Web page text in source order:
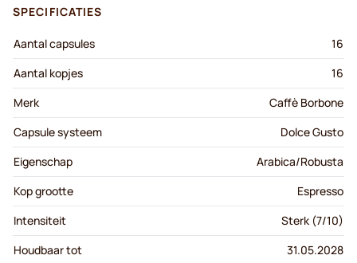
SPECIFICATIES
Aantal capsules
16
Aantal kopjes
16
Merk
Caffè Borbone
Capsule systeem
Dolce Gusto
Eigenschap
Arabica/Robusta
Kop grootte
Espresso
Intensiteit
Sterk (7/10)
Houdbaar tot
31.05.2028